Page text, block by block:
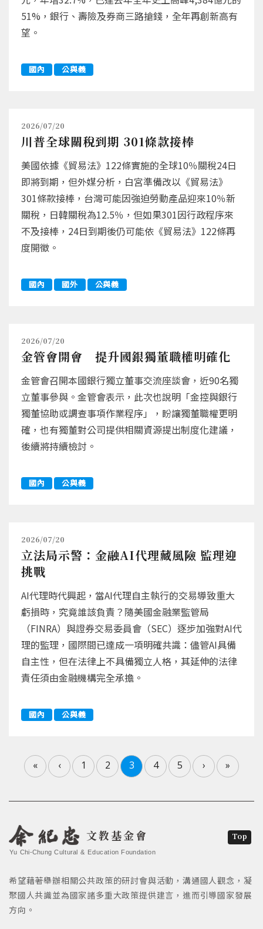
51%，銀行、壽險及券商三路搶錢，全年再創新高有
望。
國內 公與義
2026/07/20
川普全球關稅到期 301條款接棒
美國依據《貿易法》122條實施的全球10％關稅24日
即將到期，但外媒分析，白宮準備改以《貿易法》
301條款接棒，台灣可能因強迫勞動產品迎來10％新
關稅，日韓關稅為12.5％，但如果301因行政程序來
不及接棒，24日到期後仍可能依《貿易法》122條再
度開徵。
國內 國外 公與義
2026/07/20
金管會開會 提升國銀獨董職權明確化
金管會召開本國銀行獨立董事交流座談會，近90名獨
立董事參與。金管會表示，此次也說明「金控與銀行
獨董協助或調查事項作業程序」，盼讓獨董職權更明
確，也有獨董對公司提供相關資源提出制度化建議，
後續將持續檢討。
國內 公與義
2026/07/20
立法局示警：金融AI代理藏風險 監理迎
挑戰
AI代理時代興起，當AI代理自主執行的交易導致重大
虧損時，究竟誰該負責？隨美國金融業監管局
（FINRA）與證券交易委員會（SEC）逐步加強對AI代
理的監理，國際間已達成一項明確共識：儘管AI具備
自主性，但在法律上不具備獨立人格，其延伸的法律
責任須由金融機構完全承擔。
國內 公與義
« ‹ 1 2 3 4 5 › »
文教基金會
Yu Chi-Chung Cultural & Education Foundation
希望藉著舉辦相關公共政策的研討會與活動，溝通國人觀念，凝
聚國人共識並為國家諸多重大政策提供建言，進而引導國家發展
方向。
Top